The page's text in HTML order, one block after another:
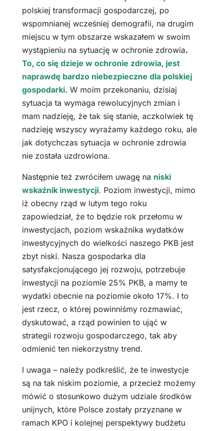
polskiej transformacji gospodarczej, po
wspomnianej wcześniej demografii, na drugim
miejscu w tym obszarze wskazałem w swoim
wystąpieniu na sytuację w ochronie zdrowia.
To, co się dzieje w ochronie zdrowia, jest
naprawdę bardzo niebezpieczne dla polskiej
gospodarki. W moim przekonaniu, dzisiaj
sytuacja ta wymaga rewolucyjnych zmian i
mam nadzieję, że tak się stanie, aczkolwiek tę
nadzieję wszyscy wyrażamy każdego roku, ale
jak dotychczas sytuacja w ochronie zdrowia
nie została uzdrowiona.
Następnie też zwróciłem uwagę na niski
wskaźnik inwestycji. Poziom inwestycji, mimo
iż obecny rząd w lutym tego roku
zapowiedział, że to będzie rok przełomu w
inwestycjach, poziom wskaźnika wydatków
inwestycyjnych do wielkości naszego PKB jest
zbyt niski. Nasza gospodarka dla
satysfakcjonującego jej rozwoju, potrzebuje
inwestycji na poziomie 25% PKB, a mamy te
wydatki obecnie na poziomie około 17%. I to
jest rzecz, o której powinniśmy rozmawiać,
dyskutować, a rząd powinien to ująć w
strategii rozwoju gospodarczego, tak aby
odmienić ten niekorzystny trend.
I uwaga – należy podkreślić, że te inwestycje
są na tak niskim poziomie, a przecież możemy
mówić o stosunkowo dużym udziale środków
unijnych, które Polsce zostały przyznane w
ramach KPO i kolejnej perspektywy budżetu